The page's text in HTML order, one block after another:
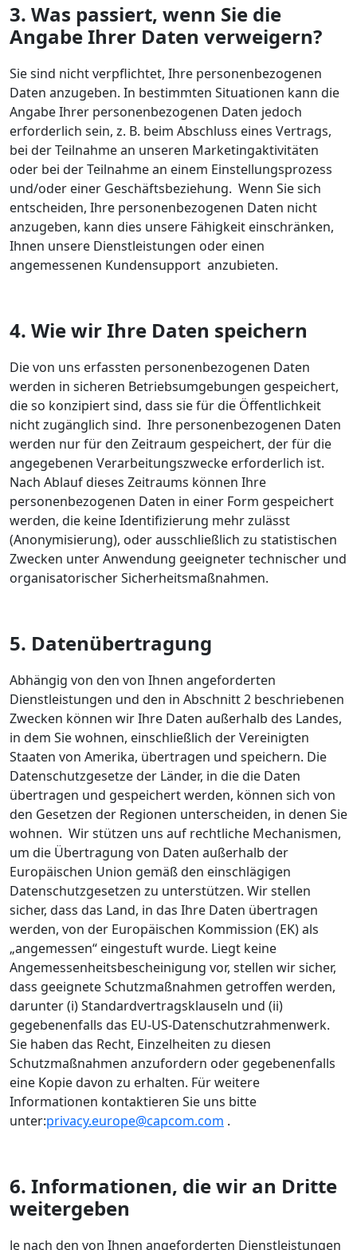
3. Was passiert, wenn Sie die
Angabe Ihrer Daten verweigern?
Sie sind nicht verpflichtet, Ihre personenbezogenen
Daten anzugeben. In bestimmten Situationen kann die
Angabe Ihrer personenbezogenen Daten jedoch
erforderlich sein, z. B. beim Abschluss eines Vertrags,
bei der Teilnahme an unseren Marketingaktivitäten
oder bei der Teilnahme an einem Einstellungsprozess
und/oder einer Geschäftsbeziehung. Wenn Sie sich
entscheiden, Ihre personenbezogenen Daten nicht
anzugeben, kann dies unsere Fähigkeit einschränken,
Ihnen unsere Dienstleistungen oder einen
angemessenen Kundensupport anzubieten.
4. Wie wir Ihre Daten speichern
Die von uns erfassten personenbezogenen Daten
werden in sicheren Betriebsumgebungen gespeichert,
die so konzipiert sind, dass sie für die Öffentlichkeit
nicht zugänglich sind. Ihre personenbezogenen Daten
werden nur für den Zeitraum gespeichert, der für die
angegebenen Verarbeitungszwecke erforderlich ist.
Nach Ablauf dieses Zeitraums können Ihre
personenbezogenen Daten in einer Form gespeichert
werden, die keine Identifizierung mehr zulässt
(Anonymisierung), oder ausschließlich zu statistischen
Zwecken unter Anwendung geeigneter technischer und
organisatorischer Sicherheitsmaßnahmen.
5. Datenübertragung
Abhängig von den von Ihnen angeforderten
Dienstleistungen und den in Abschnitt 2 beschriebenen
Zwecken können wir Ihre Daten außerhalb des Landes,
in dem Sie wohnen, einschließlich der Vereinigten
Staaten von Amerika, übertragen und speichern. Die
Datenschutzgesetze der Länder, in die die Daten
übertragen und gespeichert werden, können sich von
den Gesetzen der Regionen unterscheiden, in denen Sie
wohnen. Wir stützen uns auf rechtliche Mechanismen,
um die Übertragung von Daten außerhalb der
Europäischen Union gemäß den einschlägigen
Datenschutzgesetzen zu unterstützen. Wir stellen
sicher, dass das Land, in das Ihre Daten übertragen
werden, von der Europäischen Kommission (EK) als
„angemessen“ eingestuft wurde. Liegt keine
Angemessenheitsbescheinigung vor, stellen wir sicher,
dass geeignete Schutzmaßnahmen getroffen werden,
darunter (i) Standardvertragsklauseln und (ii)
gegebenenfalls das EU-US-Datenschutzrahmenwerk.
Sie haben das Recht, Einzelheiten zu diesen
Schutzmaßnahmen anzufordern oder gegebenenfalls
eine Kopie davon zu erhalten. Für weitere
Informationen kontaktieren Sie uns bitte
unter:privacy.europe@capcom.com .
6. Informationen, die wir an Dritte
weitergeben
Je nach den von Ihnen angeforderten Dienstleistungen